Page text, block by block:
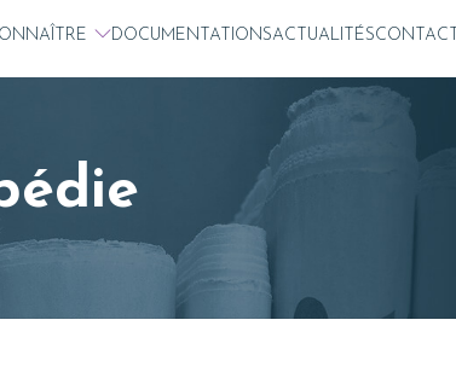
DOCUMENTATIONSACTUALITÉSCONTACT